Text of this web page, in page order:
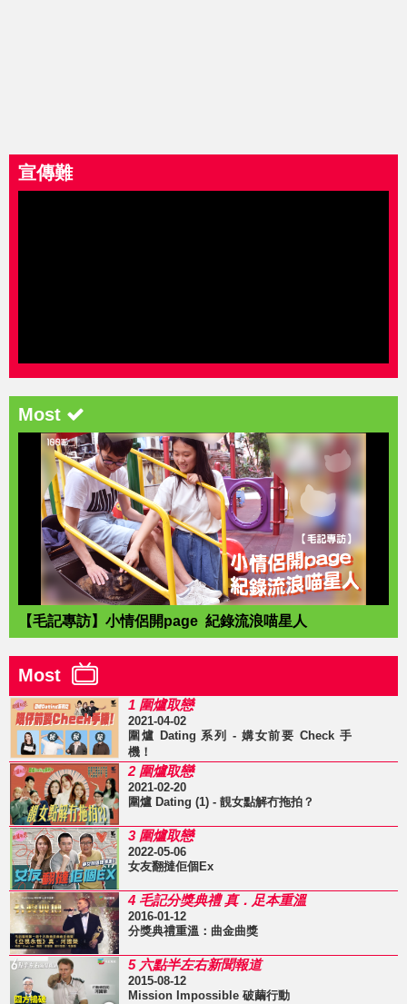
宣傳難
Most
【毛記專訪】小情侶開page 紀錄流浪喵星人
Most
1 圍爐取戀
2021-04-02
圍爐 Dating 系列 - 媾女前要 Check 手
機！
2 圍爐取戀
2021-02-20
圍爐 Dating (1) - 靚女點解冇拖拍？
3 圍爐取戀
2022-05-06
女友翻撻佢個Ex
4 毛記分獎典禮 真．足本重溫
2016-01-12
分獎典禮重溫：曲金曲獎
5 六點半左右新聞報道
2015-08-12
Mission Impossible 破繭行動